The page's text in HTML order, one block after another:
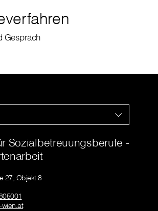
Gespräch
Sozialbetreuungsberufe -
27, Objekt 8